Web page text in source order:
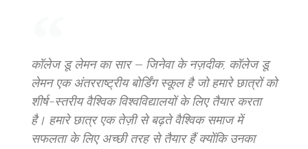
कॉलेज डू लेमन का सार — जिनेवा के नज़दीक, कॉलेज डू
लेमन एक अंतरराष्ट्रीय बोर्डिंग स्कूल है जो हमारे छात्रों को
शीर्ष-स्तरीय वैश्विक विश्वविद्यालयों के लिए तैयार करता
है। हमारे छात्र एक तेज़ी से बढ़ते वैश्विक समाज में
सफलता के लिए अच्छी तरह से तैयार हैं क्योंकि उनका